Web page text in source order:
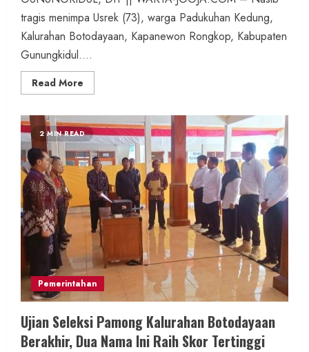
tragis menimpa Usrek (73), warga Padukuhan Kedung,
Kalurahan Botodayaan, Kapanewon Rongkop, Kabupaten
Gunungkidul....
Read More
more
Bakar
Sampah,
Nenek
73
Tahun
Ditemukan
Meninggal
Terbakar
di
Rongkop
2 MIN READ
Pemerintahan
Ujian Seleksi Pamong Kalurahan Botodayaan
Berakhir, Dua Nama Ini Raih Skor Tertinggi